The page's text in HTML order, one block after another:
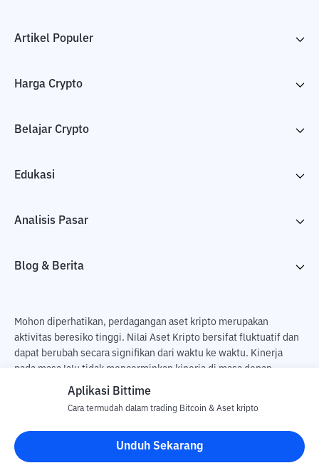
Artikel Populer
Harga Crypto
Belajar Crypto
Edukasi
Analisis Pasar
Blog & Berita
Mohon diperhatikan, perdagangan aset kripto merupakan
aktivitas beresiko tinggi. Nilai Aset Kripto bersifat fluktuatif dan
dapat berubah secara signifikan dari waktu ke waktu. Kinerja
pada masa lalu tidak mencerminkan kinerja di masa depan.
Terdapat risiko kehilangan sebagai dampak dari membeli dan
pengguna. PT Utama Aset Digital Indonesia (Bittime) tidak
bertanggung jawab atas perubahan fluktuasi dari nilai tukar Aset
Kripto.
Aplikasi Bittime
Cara termudah dalam trading Bitcoin & Aset kripto
Unduh Sekarang